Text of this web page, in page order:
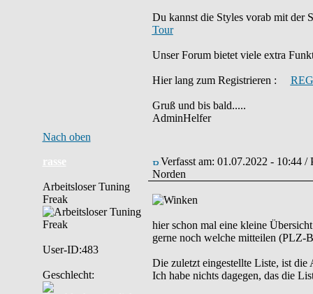
Du kannst die Styles vorab mit
Tour
Unser Forum bietet viele extra
Hier lang zum Registrieren :
Gruß und bis bald.....
AdminHelfer
Nach oben
rasse
Arbeitsloser Tuning
Freak
User-ID:483
Geschlecht:
Verfasst am: 01.07.2022 - 10:44 /
Norden
hier schon mal eine kleine
gerne noch welche mitteilen (PLZ-
Die zuletzt eingestellte Liste, ist
Ich habe nichts dagegen, das die